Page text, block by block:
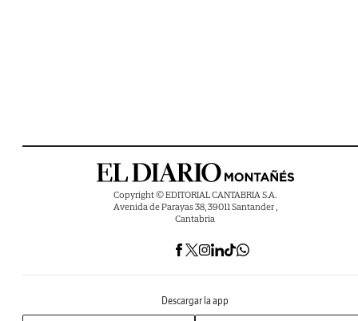
Copyright © EDITORIAL CANTABRIA S.A.
Avenida de Parayas 38, 39011 Santander ,
Cantabria
Descargar la app